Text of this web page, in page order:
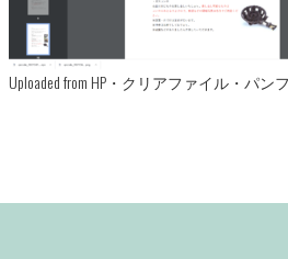
Uploaded from HP・クリアファイル・パ